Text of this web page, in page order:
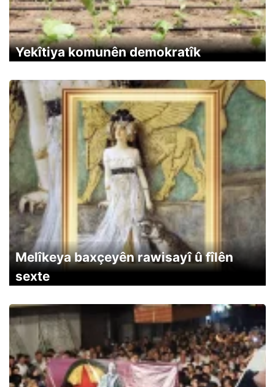
Yekîtiya komunên demokratîk
Melîkeya baxçeyên rawisayî û fîlên
sexte